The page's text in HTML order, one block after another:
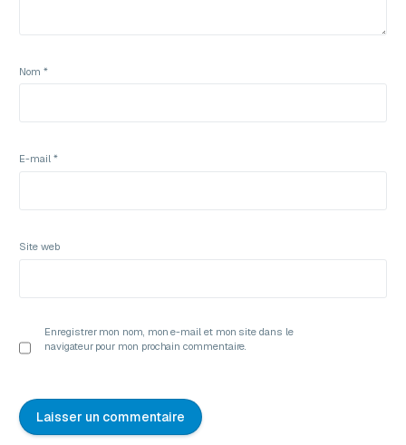
Nom *
E-mail *
Site web
Enregistrer mon nom, mon e-mail et mon site dans le
navigateur pour mon prochain commentaire.